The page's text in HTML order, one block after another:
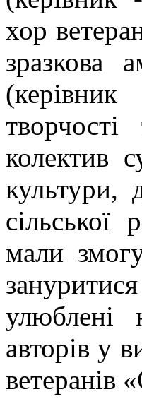
хор
зразкова
колектив
культури,
мали
улюблені
авторів у
ветеранів